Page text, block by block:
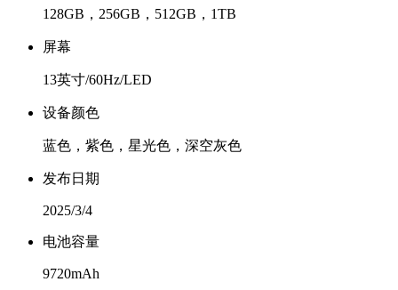
128GB，256GB，512GB，1TB
屏幕
13英寸/60Hz/LED
设备颜色
蓝色，紫色，星光色，深空灰色
发布日期
2025/3/4
电池容量
9720mAh